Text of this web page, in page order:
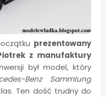
prezentowany
z manufaktury
był model, który
Benz Sammlung
Ten dość trudny do